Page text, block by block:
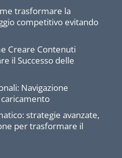
trasformare la
competitivo evitando
Creare Contenuti
il Successo delle
Navigazione
strategie avanzate,
per trasformare il